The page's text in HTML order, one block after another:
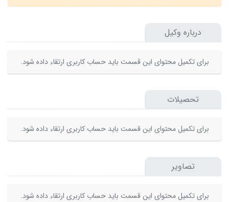
درباره وکیل
برای تکمیل محتوای این قسمت باید حساب کاربری ارتقاء داده شود.
تحصیلات
برای تکمیل محتوای این قسمت باید حساب کاربری ارتقاء داده شود.
تصاویر
برای تکمیل محتوای این قسمت باید حساب کاربری ارتقاء داده شود.